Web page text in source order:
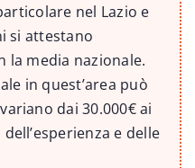
nel Lazio e
si attestano
la media nazionale.
in quest’area può
dai 30.000€ ai
e delle